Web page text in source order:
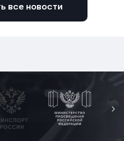
все новости